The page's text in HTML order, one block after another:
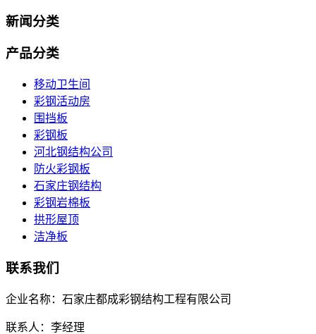
新闻分类
产品分类
移动卫生间
彩钢活动房
围挡板
彩钢板
河北钢结构公司
防火彩钢板
石家庄钢结构
彩钢岩棉板
拱形屋顶
洁净板
联系我们
企业名称：石家庄都成彩钢结构工程有限公司
联系人：李经理